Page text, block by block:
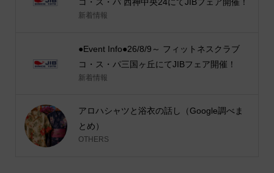
新着情報
●Event Info●26/8/9～ フィットネスクラブ
コ・ス・パ三国ヶ丘にてJIBフェア開催！
新着情報
アロハシャツと浴衣の話し（Google調べま
とめ）
OTHERS